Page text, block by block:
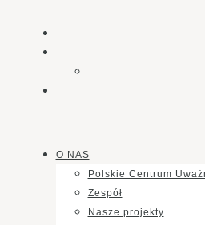
O NAS
Polskie Centrum
Zespół
Nasze projekty